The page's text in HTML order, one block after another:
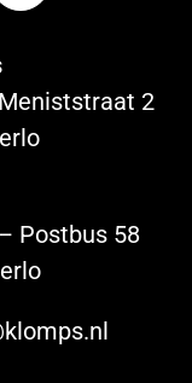
2
Postbus 58